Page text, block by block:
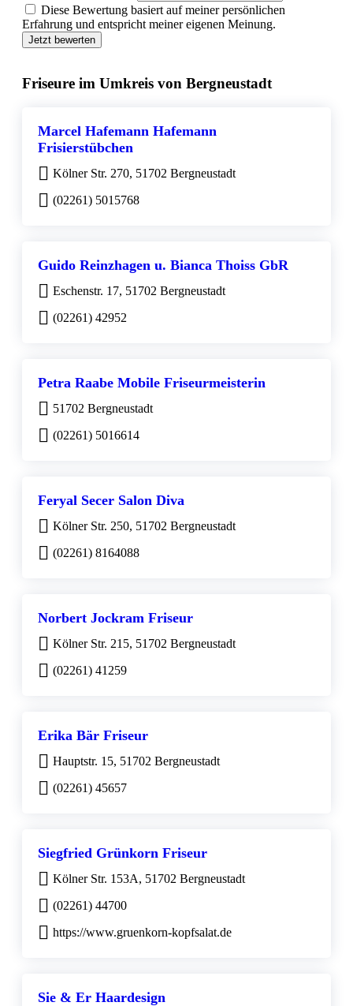
Diese Bewertung basiert auf meiner persönlichen
Erfahrung und entspricht meiner eigenen Meinung.
Jetzt bewerten
Friseure im Umkreis von Bergneustadt
Marcel Hafemann Hafemann
Frisierstübchen
Kölner Str. 270, 51702 Bergneustadt
(02261) 5015768
Guido Reinzhagen u. Bianca Thoiss GbR
Eschenstr. 17, 51702 Bergneustadt
(02261) 42952
Petra Raabe Mobile Friseurmeisterin
51702 Bergneustadt
(02261) 5016614
Feryal Secer Salon Diva
Kölner Str. 250, 51702 Bergneustadt
(02261) 8164088
Norbert Jockram Friseur
Kölner Str. 215, 51702 Bergneustadt
(02261) 41259
Erika Bär Friseur
Hauptstr. 15, 51702 Bergneustadt
(02261) 45657
Siegfried Grünkorn Friseur
Kölner Str. 153A, 51702 Bergneustadt
(02261) 44700
https://www.gruenkorn-kopfsalat.de
Sie & Er Haardesign